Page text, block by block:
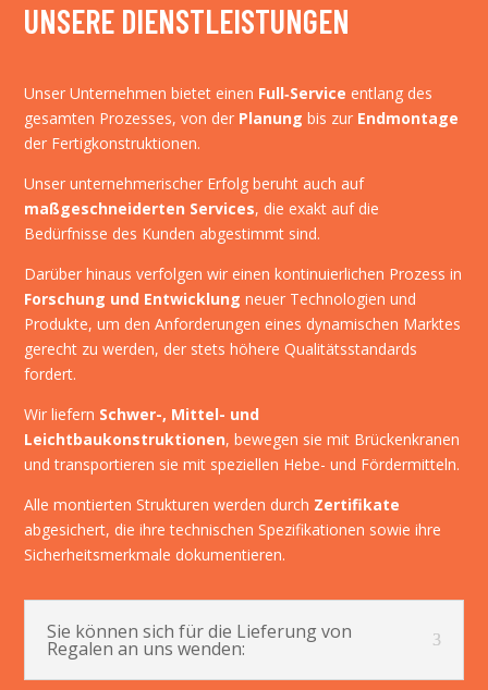
UNSERE DIENSTLEISTUNGEN
Unser Unternehmen bietet einen Full‑Service entlang des
gesamten Prozesses, von der Planung bis zur Endmontage
der Fertigkonstruktionen.
Unser unternehmerischer Erfolg beruht auch auf
maßgeschneiderten Services, die exakt auf die
Bedürfnisse des Kunden abgestimmt sind.
Darüber hinaus verfolgen wir einen kontinuierlichen Prozess in
Forschung und Entwicklung neuer Technologien und
Produkte, um den Anforderungen eines dynamischen Marktes
gerecht zu werden, der stets höhere Qualitätsstandards
fordert.
Wir liefern Schwer-, Mittel- und
Leichtbaukonstruktionen, bewegen sie mit Brückenkranen
und transportieren sie mit speziellen Hebe- und Fördermitteln.
Alle montierten Strukturen werden durch Zertifikate
abgesichert, die ihre technischen Spezifikationen sowie ihre
Sicherheitsmerkmale dokumentieren.
Sie können sich für die Lieferung von
Regalen an uns wenden: